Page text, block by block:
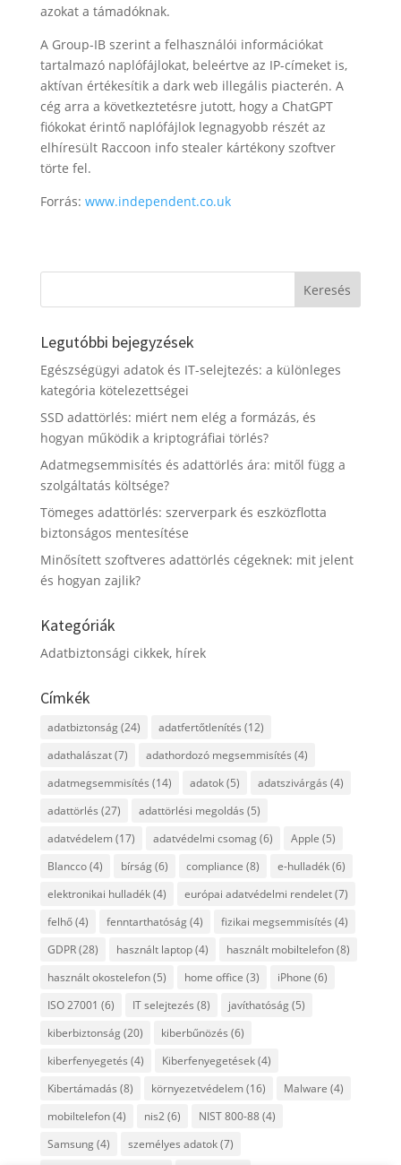
azokat a támadóknak.
A Group-IB szerint a felhasználói információkat
tartalmazó naplófájlokat, beleértve az IP-címeket is,
aktívan értékesítik a dark web illegális piacterén. A
cég arra a következtetésre jutott, hogy a ChatGPT
fiókokat érintő naplófájlok legnagyobb részét az
elhíresült Raccoon info stealer kártékony szoftver
törte fel.
Forrás: www.independent.co.uk
Legutóbbi bejegyzések
Egészségügyi adatok és IT-selejtezés: a különleges
kategória kötelezettségei
SSD adattörlés: miért nem elég a formázás, és
hogyan működik a kriptográfiai törlés?
Adatmegsemmisítés és adattörlés ára: mitől függ a
szolgáltatás költsége?
Tömeges adattörlés: szerverpark és eszközflotta
biztonságos mentesítése
Minősített szoftveres adattörlés cégeknek: mit jelent
és hogyan zajlik?
Kategóriák
Adatbiztonsági cikkek, hírek
Címkék
adatbiztonság(24) adatfertőtlenítés (12)
adathalászat(7) adathordozó megsemmisítés (4)
adatmegsemmisítés (14) adatok(5) adatszivárgás (4)
adattörlés (27) adattörlési megoldás (5)
adatvédelem(17) adatvédelmi csomag(6) Apple (5)
Blancco(4) bírság(6) compliance (8) e-hulladék(6)
elektronikai hulladék(4) európai adatvédelmi rendelet(7)
felhő(4) fenntarthatóság(4) fizikai megsemmisítés (4)
GDPR(28) használt laptop(4) használt mobiltelefon(8)
használt okostelefon(5) home office (3) iPhone (6)
ISO 27001 (6) IT selejtezés (8) javíthatóság(5)
kiberbiztonság(20) kiberbűnözés (6)
kiberfenyegetés (4) Kiberfenyegetések(4)
Kibertámadás (8) környezetvédelem(16) Malware (4)
mobiltelefon(4) nis2(6) NIST 800-88(4)
Samsung(4) személyes adatok(7)